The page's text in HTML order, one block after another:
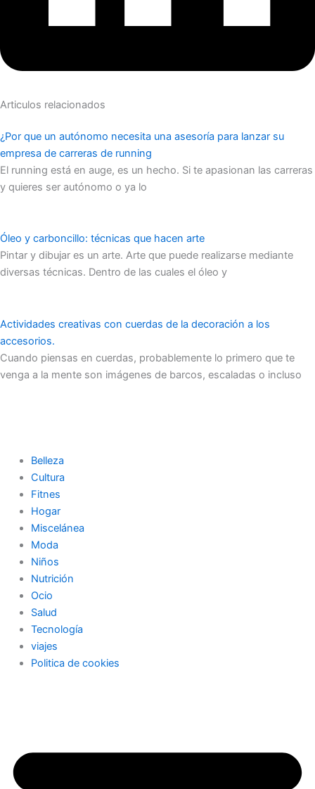
Articulos relacionados
¿Por que un autónomo necesita una asesoría para lanzar su
empresa de carreras de running
El running está en auge, es un hecho. Si te apasionan las carreras
y quieres ser autónomo o ya lo
Óleo y carboncillo: técnicas que hacen arte
Pintar y dibujar es un arte. Arte que puede realizarse mediante
diversas técnicas. Dentro de las cuales el óleo y
Actividades creativas con cuerdas de la decoración a los
accesorios.
Cuando piensas en cuerdas, probablemente lo primero que te
venga a la mente son imágenes de barcos, escaladas o incluso
Belleza
Cultura
Fitnes
Hogar
Miscelánea
Moda
Niños
Nutrición
Ocio
Salud
Tecnología
viajes
Politica de cookies